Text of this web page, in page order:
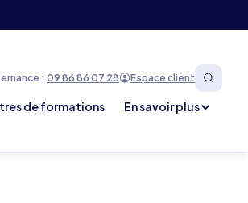
: 09 86 86 07 28 Espace client
de formations En savoir plus